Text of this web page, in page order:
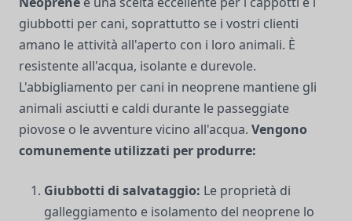
giubbotti per cani, soprattutto se i vostri clienti
amano le attività all'aperto con i loro animali. È
resistente all'acqua, isolante e durevole.
L'abbigliamento per cani in neoprene mantiene gli
animali asciutti e caldi durante le passeggiate
piovose o le avventure vicino all'acqua. Vengono
comunemente utilizzati per produrre:
Giubbotti di salvataggio: Le proprietà di
galleggiamento e isolamento del neoprene lo